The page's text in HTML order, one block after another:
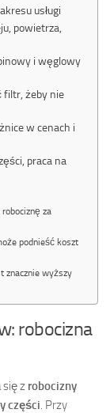
usługi
powietrza,
i węglowy
filtr, żeby nie
w cenach i
praca na
za
podnieść koszt
znacznie wyższy
robocizna
się z robocizny
części . Przy